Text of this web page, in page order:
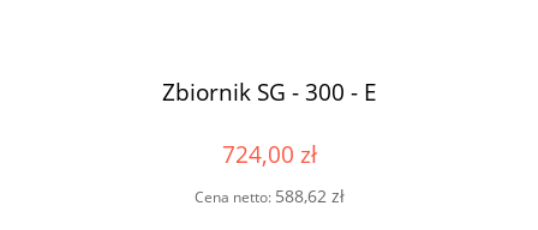
Zbiornik SG - 300 - E
724,00 zł
Cena netto: 588,62 zł